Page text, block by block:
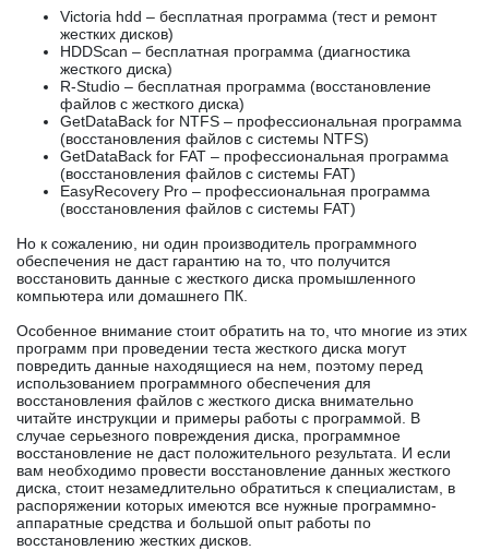
Victoria hdd – бесплатная программа (тест и ремонт
жестких дисков)
HDDScan – бесплатная программа (диагностика
жесткого диска)
R-Studio – бесплатная программа (восстановление
файлов с жесткого диска)
GetDataBack for NTFS – профессиональная программа
(восстановления файлов с системы NTFS)
GetDataBack for FAT – профессиональная программа
(восстановления файлов с системы FAT)
EasyRecovery Pro – профессиональная программа
(восстановления файлов с системы FAT)
Но к сожалению, ни один производитель программного
обеспечения не даст гарантию на то, что получится
восстановить данные с жесткого диска промышленного
компьютера или домашнего ПК.
Особенное внимание стоит обратить на то, что многие из этих
программ при проведении теста жесткого диска могут
повредить данные находящиеся на нем, поэтому перед
использованием программного обеспечения для
восстановления файлов с жесткого диска внимательно
читайте инструкции и примеры работы с программой. В
случае серьезного повреждения диска, программное
восстановление не даст положительного результата. И если
вам необходимо провести восстановление данных жесткого
диска, стоит незамедлительно обратиться к специалистам, в
распоряжении которых имеются все нужные программно-
аппаратные средства и большой опыт работы по
восстановлению жестких дисков.